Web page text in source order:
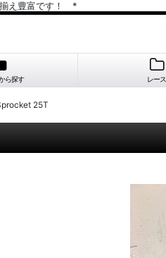
揃え豊富です！ *
ら探す レース
25T